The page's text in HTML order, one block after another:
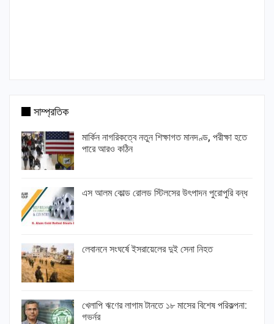
সাম্প্রতিক
মার্কিন নাগরিকত্বে নতুন শিক্ষাগত মানদণ্ড, পরীক্ষা হতে
পারে আরও কঠিন
এস আলম কোল্ড রোলড স্টিলসের উৎপাদন পুরোপুরি বন্ধ
লেবাননে সংঘর্ষে ইসরায়েলের দুই সেনা নিহত
খেলাপি ঋণের লাগাম টানতে ১৮ মাসের বিশেষ পরিকল্পনা:
গভর্নর